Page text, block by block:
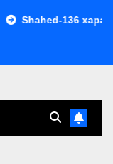
характеристики: